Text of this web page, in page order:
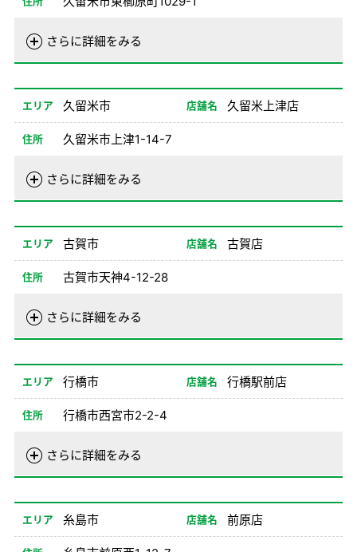
さらに詳細をみる
電話番号 0942-39-0100
08/26-12/31 08:00-20:00
備考 ※1、2、8NO不可
エリア 久留米市 店舗名 久留米上津店
住所 久留米市上津1-14-7
さらに詳細をみる
電話番号 0942-22-0200
08/26-12/31 08:00-20:00
備考
エリア 古賀市 店舗名 古賀店
住所 古賀市天神4-12-28
さらに詳細をみる
電話番号 092-943-0100
08/26-12/31 08:00-20:00
備考
エリア 行橋市 店舗名 行橋駅前店
住所 行橋市西宮市2-2-4
さらに詳細をみる
電話番号 0930-23-0100
08/26-12/31 08:00-20:00
備考
エリア 糸島市 店舗名 前原店